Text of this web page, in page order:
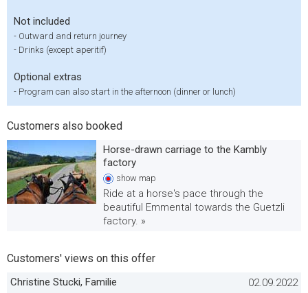
Not included
- Outward and return journey
- Drinks (except aperitif)
Optional extras
- Program can also start in the afternoon (dinner or lunch)
Customers also booked
Horse-drawn carriage to the Kambly
factory
show map
Ride at a horse's pace through the
beautiful Emmental towards the Guetzli
factory. »
Customers' views on this offer
Christine Stucki, Familie
02.09.2022